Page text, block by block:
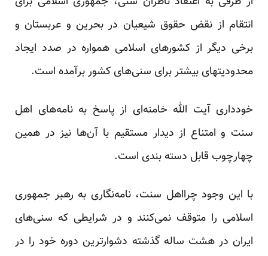
انتقام از نقض حقوق شیعیان در بحرین و عربستان و
برخی دیگر از کشورهای اسلامی همواره در صدد ایجاد
محدودیتهای بیشتر برای سنی‌های کشور برآمده است.
خودداری آیت الله خامنه‌ای از پاسخ به نامه‌های اهل
سنت و امتناع از دیدار مستقیم با آن‌ها نیز در همین
چهارچوب قابل دسته بندی است.
با این وجود چرااهل سنت، نامه‌نگاری به رهبر جمهوری
اسلامی را متوقف نمی‌کنند و در شرایطی که سنی‌های
ایران در هشت ساله گذشته دشوارترین دوره خود را در